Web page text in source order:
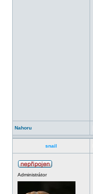
Nahoru
snail
Administrátor